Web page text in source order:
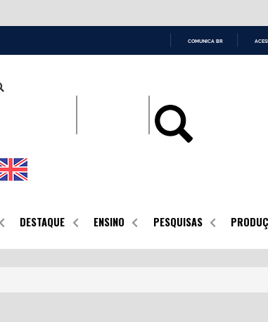
COMUNICA BR
DESTAQUE ENSINO PESQUISAS